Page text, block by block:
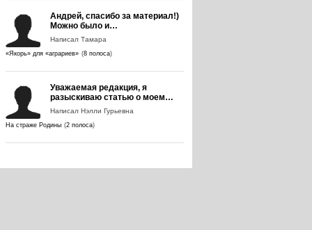
Андрей, спасибо за материал!)
Можно было и…
Написал Тамара
«Якорь» для «аграриев» (8 полоса)
Уважаемая редакция, я
разыскиваю статью о моем…
Написал Нэлли Гурьевна
На страже Родины (2 полоса)